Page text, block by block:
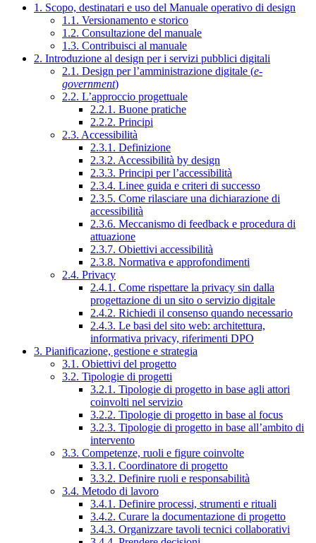
1. Scopo, destinatari e uso del Manuale operativo di design
1.1. Versionamento e storico
1.2. Consultazione del manuale
1.3. Contribuisci al manuale
2. Introduzione al design per i servizi pubblici digitali
2.1. Design per l’amministrazione digitale (e-
government)
2.2. L’approccio progettuale
2.2.1. Buone pratiche
2.2.2. Principi
2.3. Accessibilità
2.3.1. Definizione
2.3.2. Accessibilità by design
2.3.3. Principi per l’accessibilità
2.3.4. Linee guida e criteri di successo
2.3.5. Come rilasciare una dichiarazione di
accessibilità
2.3.6. Meccanismo di feedback e procedura di
attuazione
2.3.7. Obiettivi accessibilità
2.3.8. Normativa e approfondimenti
2.4. Privacy
2.4.1. Come rispettare la privacy sin dalla
progettazione di un sito o servizio digitale
2.4.2. Richiedi il consenso quando necessario
2.4.3. Le basi del sito web: architettura,
informativa privacy, riferimenti DPO
3. Pianificazione, gestione e strategia
3.1. Obiettivi del progetto
3.2. Tipologie di progetti
3.2.1. Tipologie di progetto in base agli attori
coinvolti nel servizio
3.2.2. Tipologie di progetto in base al focus
3.2.3. Tipologie di progetto in base all’ambito di
intervento
3.3. Competenze, ruoli e figure coinvolte
3.3.1. Coordinatore di progetto
3.3.2. Definire ruoli e responsabilità
3.4. Metodo di lavoro
3.4.1. Definire processi, strumenti e rituali
3.4.2. Curare la documentazione di progetto
3.4.3. Organizzare tavoli tecnici collaborativi